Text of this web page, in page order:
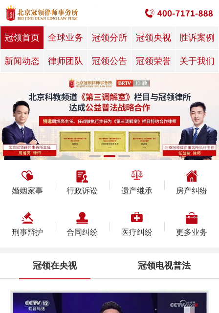
冠领首页 全球业务 冠领分所 冠领央视 胜诉案例
新闻动态 律师团队 冠领公告 冠领荣誉 关于我们
婚姻家事 行政诉讼 遗产继承 房产纠纷
刑事辩护 合同纠纷 医疗纠纷 更多业务
冠领在央视 冠领电视普法